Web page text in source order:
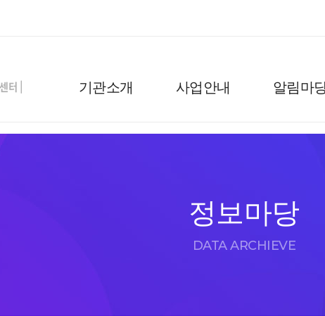
기관소개 사업안내 알림마
정보마당
DATA ARCHIEVE